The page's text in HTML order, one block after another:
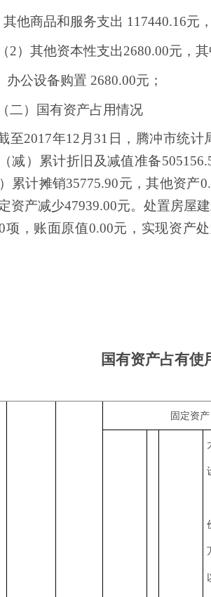
其他商品和服务支出 117440.16元
（2）其他资本性支出2680.00元，
办公设备购置 2680.00元；
（二）国有资产占用情况
至2017年12 月 31 日，腾冲市统计
减）累计折旧及减值准备
）累计摊销35775.90元，其他资产
资产减少47939.00元。处置房屋
项，账面原值0.00元，实现资产
国有资产占有使
固定资产